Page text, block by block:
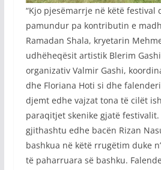
“Kjo pjesëmarrje në këtë festival
pamundur pa kontributin e
Ramadan Shala, kryetarin
udhëheqësit artistik Blerim
organizativ Valmir Gashi,
dhe Floriana Hoti si dhe
djemt edhe vajzat tona të cilët
paraqitjet skenike gjatë
gjithashtu edhe bacën Rizan
bashkua në këtë rrugëtim duke
të paharruara së bashku.